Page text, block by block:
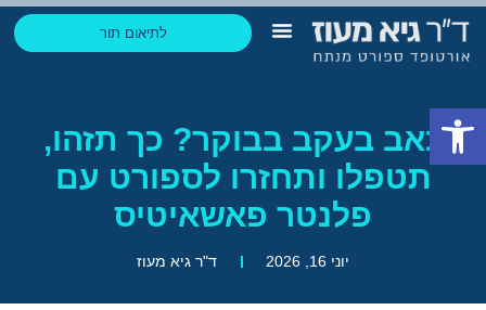
לתיאום תור
כאב בעקב בבוקר? כך תזהו,
תטפלו ותחזרו לספורט עם
פלנטר פאשאיטיס
יוני 16, 2026 ד"ר גיא מעוז
פתח סרגל נגישות